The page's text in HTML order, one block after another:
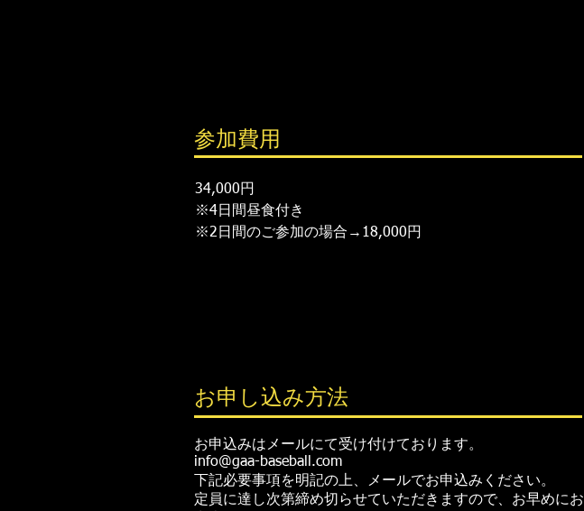
参加費用
34,000円
​※4日間昼食付き
​※2日間のご参加の場合→18,000円​
お申し込み方法
お申込みはメールにて受け付けております。
info@gaa-baseball.com
下記必要事項を明記の上、メールでお申込みください。
定員に達し次第締め切らせていただきますので、お早めにお